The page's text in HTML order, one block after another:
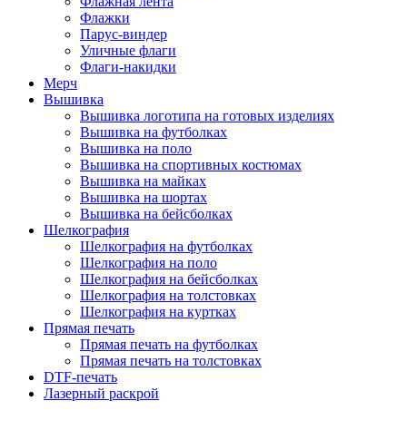
Флажки
Парус-виндер
Уличные флаги
Флаги-накидки
Мерч
Вышивка
Вышивка логотипа на готовых изделиях
Вышивка на футболках
Вышивка на поло
Вышивка на спортивных костюмах
Вышивка на майках
Вышивка на шортах
Вышивка на бейсболках
Шелкография
Шелкография на футболках
Шелкография на поло
Шелкография на бейсболках
Шелкография на толстовках
Шелкография на куртках
Прямая печать
Прямая печать на футболках
Прямая печать на толстовках
DTF-печать
Лазерный раскрой